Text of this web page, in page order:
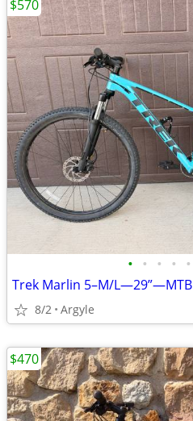
• • • • •
Trek Marlin 5–M/L—29”—MTB
8/2 Argyle
$570
$470